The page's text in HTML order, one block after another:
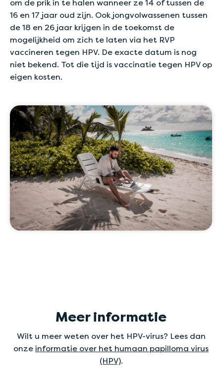
om de prik in te halen wanneer ze 14 of tussen de
16 en 17 jaar oud zijn. Ook jongvolwassenen tussen
de 18 en 26 jaar krijgen in de toekomst de
mogelijkheid om zich te laten via het RVP
vaccineren tegen HPV. De exacte datum is nog
niet bekend. Tot die tijd is vaccinatie tegen HPV op
eigen kosten.
Meer informatie
Wilt u meer weten over het HPV-virus? Lees dan
onzeinformatie over het humaan papilloma virus
(HPV).